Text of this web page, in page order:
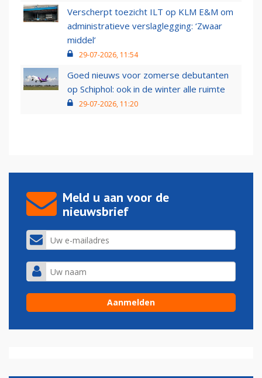
Verscherpt toezicht ILT op KLM E&M om
administratieve verslaglegging: ‘Zwaar
middel’
29-07-2026, 11:54
Goed nieuws voor zomerse debutanten
op Schiphol: ook in de winter alle ruimte
29-07-2026, 11:20
Meld u aan voor de
nieuwsbrief